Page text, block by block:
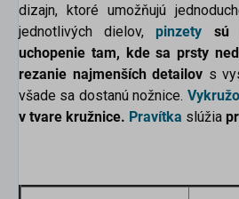
dizajn, ktoré umožňujú
jednotlivých dielov, pinzety sú
uchopenie tam, kde sa prsty
rezanie najmenších detailov s
všade sa dostanú nožnice.
v tvare kružnice. Pravítka slúžia